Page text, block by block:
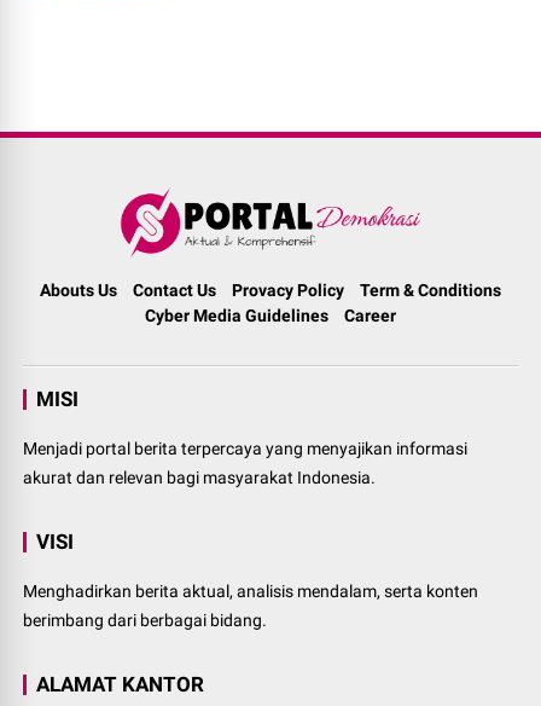
Abouts Us Contact Us Provacy Policy
Term & Conditions
Cyber Media Guidelines
Career
MISI
Menjadi portal berita terpercaya yang menyajikan informasi
akurat dan relevan bagi masyarakat Indonesia.
VISI
Menghadirkan berita aktual, analisis mendalam, serta konten
berimbang dari berbagai bidang.
ALAMAT KANTOR